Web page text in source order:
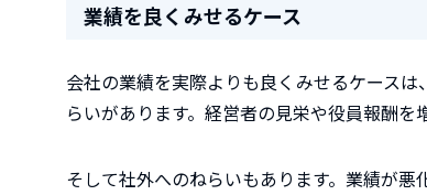
業績を良くみせるケース
会社の業績を実際よりも良くみせるケース
らいがあります。経営者の見栄や役員報酬を
そして社外へのねらいもあります。業績が